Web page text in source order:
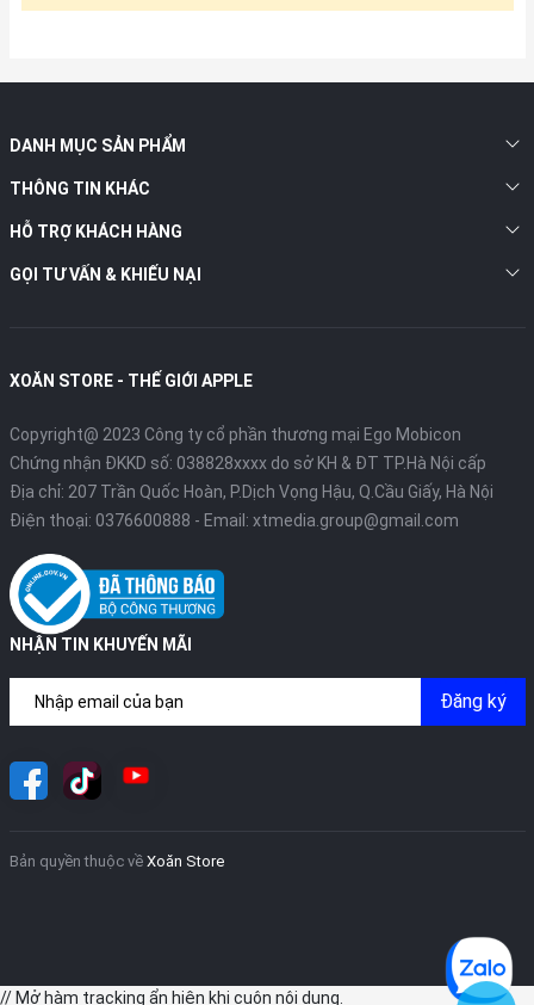
DANH MỤC SẢN PHẨM
THÔNG TIN KHÁC
HỖ TRỢ KHÁCH HÀNG
GỌI TƯ VẤN & KHIẾU NẠI
XOĂN STORE - THẾ GIỚI APPLE
Copyright@ 2023 Công ty cổ phần thương mại Ego Mobicon
Chứng nhận ĐKKD số: 038828xxxx do sở KH & ĐT TP.Hà Nội cấp
Địa chỉ: 207 Trần Quốc Hoàn, P.Dịch Vọng Hậu, Q.Cầu Giấy, Hà Nội
Điện thoại: 0376600888 - Email: xtmedia.group@gmail.com
NHẬN TIN KHUYẾN MÃI
Đăng ký
Bản quyền thuộc về Xoăn Store
// Mở hàm tracking ẩn hiện khi cuộn nội dung.